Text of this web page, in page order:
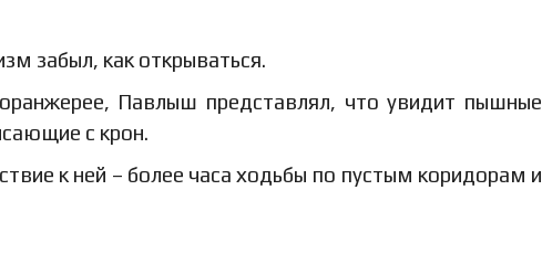
забыл, как открываться.
Павлыш представлял, что увидит пышные
с крон.
к ней – более часа ходьбы по пустым коридорам и